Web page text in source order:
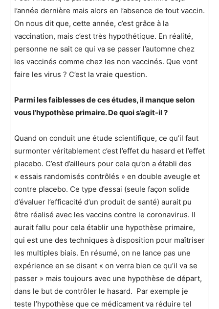
l’année dernière mais alors en l’absence de tout vaccin.
On nous dit que, cette année, c’est grâce à la
vaccination, mais c’est très hypothétique. En réalité,
personne ne sait ce qui va se passer l’automne chez
les vaccinés comme chez les non vaccinés. Que vont
faire les virus ? C’est la vraie question.
Parmi les faiblesses de ces études, il manque selon
vous l’hypothèse primaire. De quoi s’agit-il ?
Quand on conduit une étude scientifique, ce qu’il faut
surmonter véritablement c’est l’effet du hasard et l’effet
placebo. C’est d’ailleurs pour cela qu’on a établi des
« essais randomisés contrôlés » en double aveugle et
contre placebo. Ce type d’essai (seule façon solide
d’évaluer l’efficacité d’un produit de santé) aurait pu
être réalisé avec les vaccins contre le coronavirus. Il
aurait fallu pour cela établir une hypothèse primaire,
qui est une des techniques à disposition pour maîtriser
les multiples biais. En résumé, on ne lance pas une
expérience en se disant « on verra bien ce qu’il va se
passer » mais toujours avec une hypothèse de départ,
dans le but de contrôler le hasard. Par exemple je
teste l’hypothèse que ce médicament va réduire tel